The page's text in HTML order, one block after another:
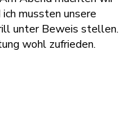
mussten unsere
unter Beweis stellen.
wohl zufrieden.